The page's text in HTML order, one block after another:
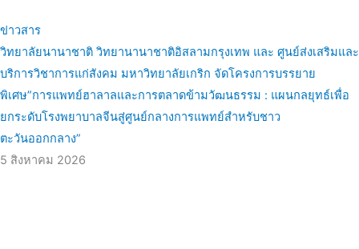
ข่าวสาร
วิทยาลัยนานาชาติ วิทยานานาชาติอิสลามกรุงเทพ และ ศูนย์ส่งเสริมและ
บริการวิชาการแก่สังคม มหาวิทยาลัยเกริก จัดโครงการบรรยาย
พิเศษ”การแพทย์ฮาลาลและการตลาดข้ามวัฒนธรรม : แผนกลยุทธ์เพื่อ
ยกระดับโรงพยาบาลจีนสู่ศูนย์กลางการแพทย์สำหรับชาว
ตะวันออกกลาง”
5 สิงหาคม 2026